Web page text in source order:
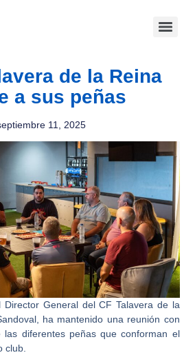
de la Reina
a sus peñas
11, 2025
Director General delCF Talavera de la
ha mantenido una reunión con
las diferentes peñas que conforman el
club.